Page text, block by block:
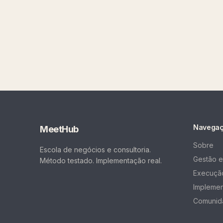
MeetHub
Escola de negócios e consultoria.
Método testado. Implementação real.
Sobre
Gestão